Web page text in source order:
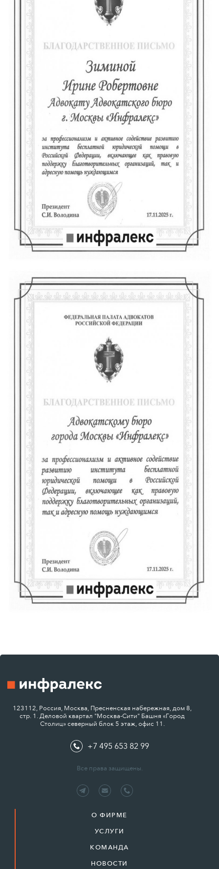
123112, Россия, Москва, Пресненская набережная, дом 8,
стр. 1. Деловой квартал "Москва-Сити" Башня «Город
Столиц» северный блок 5 этаж, офис 11.
+7 495 653 82 99
Все права защищены.
О ФИРМЕ
УСЛУГИ
КОМАНДА
НОВОСТИ